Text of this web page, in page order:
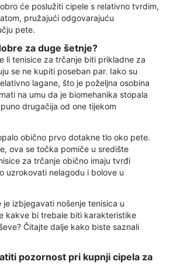
će poslužiti cipele s relativno tvrdim,
pružajući odgovarajuću
pete.
za duge šetnje?
li tenisice za trčanje biti prikladne za
se ne kupiti poseban par. Iako su
lagane, što je poželjna osobina
na umu da je biomehanika stopala
drugačija od one tijekom
obično prvo dotakne tlo oko pete.
ova se točka pomiče u središte
za trčanje obično imaju tvrđi
uzrokovati nelagodu i bolove u
izbjegavati nošenje tenisica u
kakve bi trebale biti karakteristike
Čitajte dalje kako biste saznali
pozornost pri kupnji cipela za